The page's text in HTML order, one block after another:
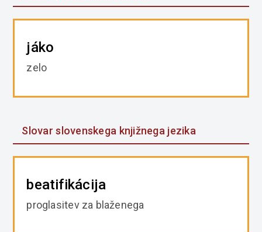
jáko
zelo
Slovar slovenskega knjižnega jezika
beatifikácija
proglasitev za blaženega